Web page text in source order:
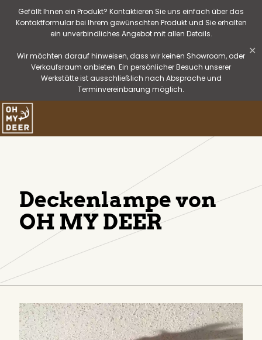
Gefällt Ihnen ein Produkt? Kontaktieren Sie uns einfach über das
Kontaktformular bei Ihrem gewünschten Produkt und Sie erhalten
ein unverbindliches Angebot mit allen Details.
Wir möchten darauf hinweisen, dass wir keinen Showroom, oder
Verkaufsraum anbieten. Ein persönlicher Besuch unserer
Werkstätte ist ausschließlich nach Absprache und
Terminvereinbarung möglich.
✕
Deckenlampe von
OH MY DEER